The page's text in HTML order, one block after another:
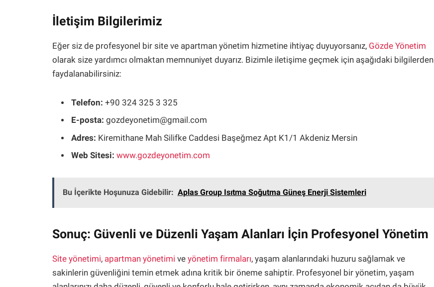
İletişim Bilgilerimiz
Eğer siz de profesyonel bir site ve apartman yönetim hizmetine ihtiyaç duyuyorsanız, Gözde Yönetim
olarak size yardımcı olmaktan memnuniyet duyarız. Bizimle iletişime geçmek için aşağıdaki bilgilerden
faydalanabilirsiniz:
Telefon: +90 324 325 3 325
E-posta: gozdeyonetim@gmail.com
Adres: Kiremithane Mah Silifke Caddesi Başeğmez Apt K1/1 Akdeniz Mersin
Web Sitesi: www.gozdeyonetim.com
Bu İçerikte Hoşunuza Gidebilir: Aplas Group Isıtma Soğutma Güneş Enerji Sistemleri
Sonuç: Güvenli ve Düzenli Yaşam Alanları İçin Profesyonel Yönetim
Site yönetimi, apartman yönetimi veyönetim firmaları, yaşam alanlarındaki huzuru sağlamak ve
sakinlerin güvenliğini temin etmek adına kritik bir öneme sahiptir. Profesyonel bir yönetim, yaşam